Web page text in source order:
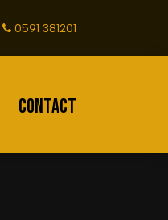
0591 381201
CONTACT